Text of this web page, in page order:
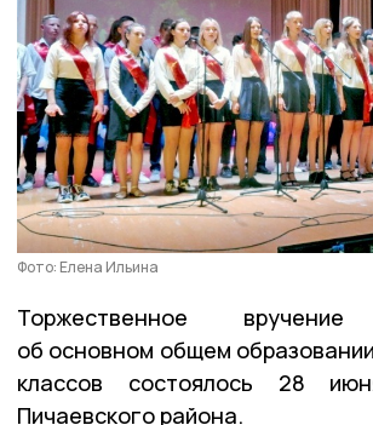
Фото: Елена Ильина
Торжественное вручение
об основном общем
классов состоялось 28
Пичаевского района.